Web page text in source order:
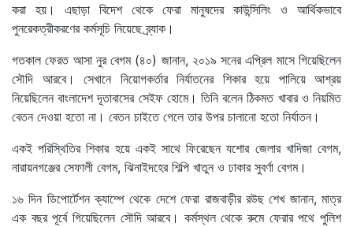
করা হয়। এছাড়া বিদেশ থেকে ফেরা মানুষদের কাউন্সিলিং ও আর্থিকভাবে
পুনরেকত্রীকরণের কর্মসূচি নিয়েছে ব্র্যাক।
গতকাল ফেরত আসা নুর বেগম (৪০) জানান, ২০১৯ সনের এপ্রিল মাসে গিয়েছিলেন
সৌদি আরবে। সেখানে নিয়োগকর্তার নির্যাতনের শিকার হয়ে পালিয়ে আশ্রয়
নিয়েছিলেন বাংলাদেশ দূতাবাসের সেইফ হোমে। তিনি বলেন ঠিকমত খাবার ও নিয়মিত
বেতন দেওয়া হতো না। বেতন চাইতে গেলে তার উপর চালানো হতো নির্যাতন।
একই পরিস্থিতির শিকার হয়ে একই সাথে ফিরেছেন যশোর জেলার খাদিজা বেগম,
নারায়নগঞ্জের সেফালী বেগম, ঝিনাইদহের শিল্পি খাতুন ও ঢাকার সুবর্ণা বেগম।
১৬ দিন ডিপোর্টেশন ক্যাম্পে থেকে দেশে ফেরা রাজবাড়ীর রউছ শেখ জানান, মাত্র
এক বছর পূর্বে গিয়েছিলেন সৌদি আরবে। কর্মস্থল থেকে রুমে ফেরার পথে পুলিশ